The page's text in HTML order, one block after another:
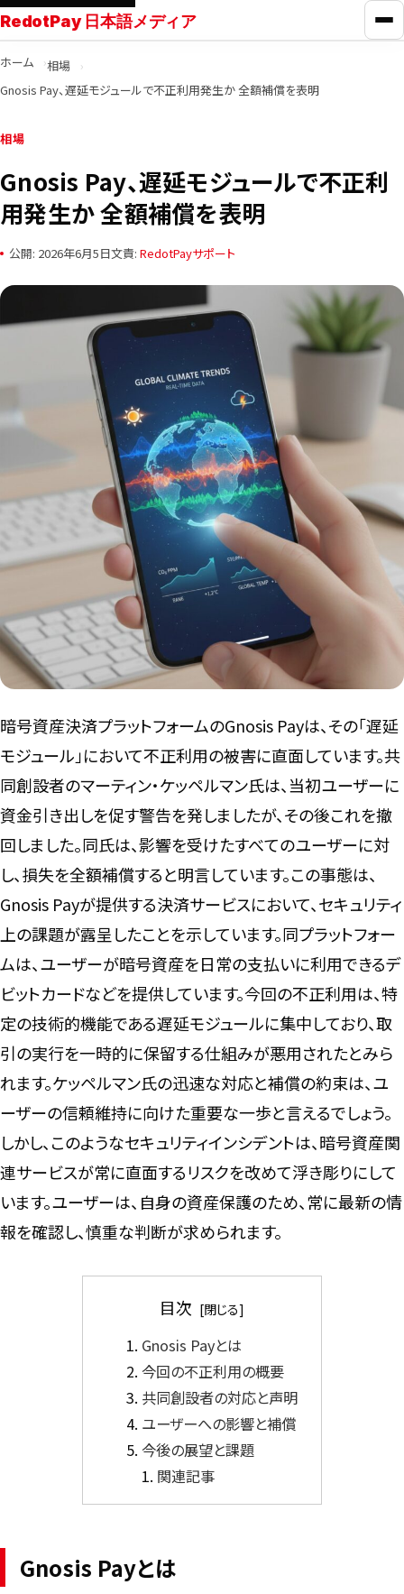
RedotPay 日本語メディア メ
RedotPayガイド
カード比較
学ぶ
ニュース
ツール
お問い合わせ
ホーム
相場
Gnosis Pay、遅延モジュールで不正利用発生か 全額補償を表明
相場
Gnosis Pay、遅延モジュールで不正利
用発生か 全額補償を表明
公開: 2026年6月5日文責: RedotPayサポート
暗号資産決済プラットフォームのGnosis Payは、その「遅延
モジュール」において不正利用の被害に直面しています。共
同創設者のマーティン・ケッペルマン氏は、当初ユーザーに
資金引き出しを促す警告を発しましたが、その後これを撤
回しました。同氏は、影響を受けたすべてのユーザーに対
し、損失を全額補償すると明言しています。この事態は、
Gnosis Payが提供する決済サービスにおいて、セキュリティ
上の課題が露呈したことを示しています。同プラットフォー
ムは、ユーザーが暗号資産を日常の支払いに利用できるデ
ビットカードなどを提供しています。今回の不正利用は、特
定の技術的機能である遅延モジュールに集中しており、取
引の実行を一時的に保留する仕組みが悪用されたとみら
れます。ケッペルマン氏の迅速な対応と補償の約束は、ユ
ーザーの信頼維持に向けた重要な一歩と言えるでしょう。
しかし、このようなセキュリティインシデントは、暗号資産関
連サービスが常に直面するリスクを改めて浮き彫りにして
います。ユーザーは、自身の資産保護のため、常に最新の情
報を確認し、慎重な判断が求められます。
目次
Gnosis Payとは
今回の不正利用の概要
共同創設者の対応と声明
ユーザーへの影響と補償
今後の展望と課題
関連記事
Gnosis Payとは